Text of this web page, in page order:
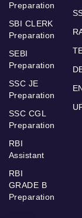
Preparation
SBI CLERK
Preparation
SEBI
Preparation
SSC JE
Preparation
SSC CGL
Preparation
RBI
Assistant
RBI
GRADE B
Preparation